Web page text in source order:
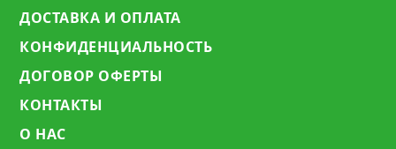
ДОСТАВКА И ОПЛАТА
КОНФИДЕНЦИАЛЬНОСТЬ
ДОГОВОР ОФЕРТЫ
КОНТАКТЫ
О НАС